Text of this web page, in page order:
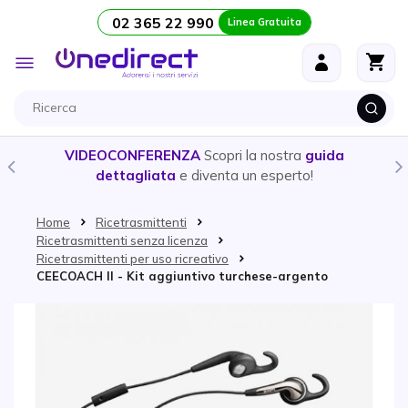
Salta al contenuto 02 365 22 990 Linea Gratuita
Toggle
Nav
VIDEOCONFERENZA Scopri la nostra guida
dettagliata e diventa un esperto!
Home
Ricetrasmittenti
Ricetrasmittenti senza licenza
Ricetrasmittenti per uso ricreativo
CEECOACH II - Kit aggiuntivo turchese-argento